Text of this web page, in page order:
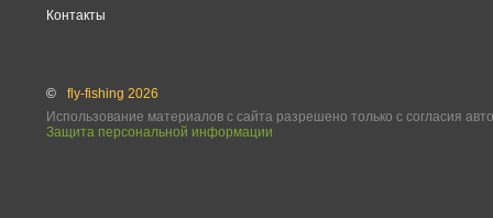
Контакты
©
fly-fishing 2026
Использование материалов с сайта разрешено только с согласия
Защита персональной информации